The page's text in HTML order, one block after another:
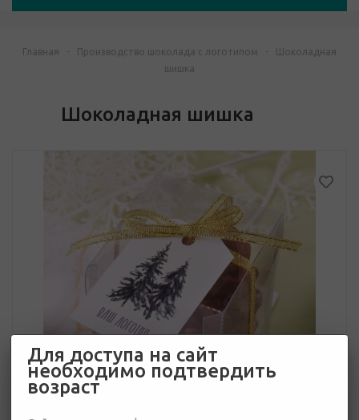
Главная - Производство шоколада с логотипом -
Шоколадная
шишка
Шоколадная шишка
Для доступа на сайт
необходимо подтвердить
возраст